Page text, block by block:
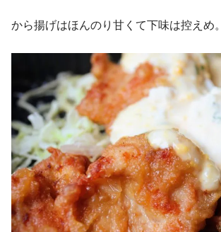
から揚げはほんのり甘くて下味は控えめ。